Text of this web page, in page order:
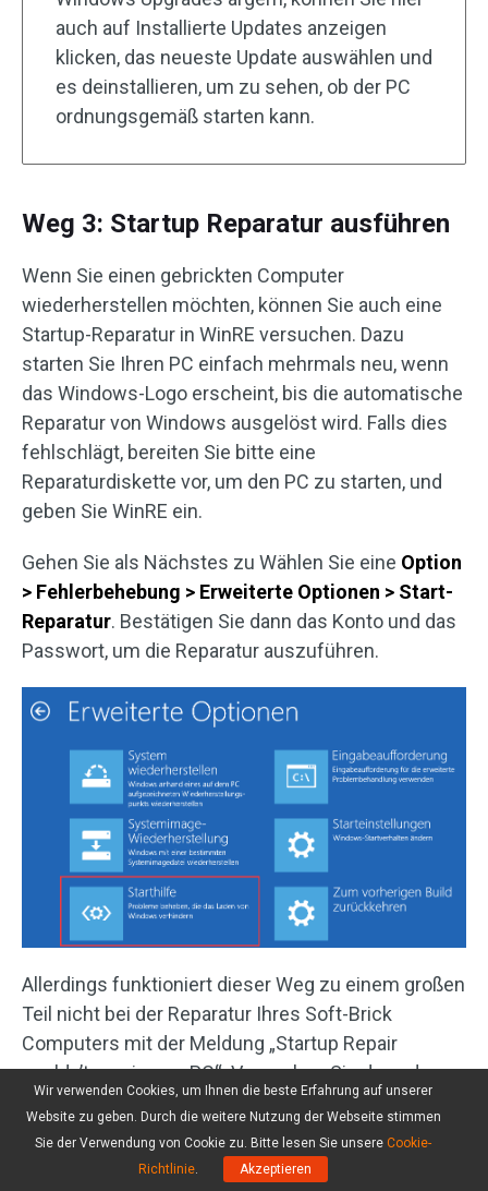
auch auf Installierte Updates anzeigen
klicken, das neueste Update auswählen und
es deinstallieren, um zu sehen, ob der PC
ordnungsgemäß starten kann.
Weg 3: Startup Reparatur ausführen
Wenn Sie einen gebrickten Computer
wiederherstellen möchten, können Sie auch eine
Startup-Reparatur in WinRE versuchen. Dazu
starten Sie Ihren PC einfach mehrmals neu, wenn
das Windows-Logo erscheint, bis die automatische
Reparatur von Windows ausgelöst wird. Falls dies
fehlschlägt, bereiten Sie bitte eine
Reparaturdiskette vor, um den PC zu starten, und
geben Sie WinRE ein.
Gehen Sie als Nächstes zu Wählen Sie eine Option
> Fehlerbehebung > Erweiterte Optionen > Start-
Reparatur. Bestätigen Sie dann das Konto und das
Passwort, um die Reparatur auszuführen.
Allerdings funktioniert dieser Weg zu einem großen
Teil nicht bei der Reparatur Ihres Soft-Brick
Computers mit der Meldung „Startup Repair
couldn’t repair your PC“. Versuchen Sie dann den
nächsten Weg.
Wir verwenden Cookies, um Ihnen die beste Erfahrung auf unserer
Website zu geben. Durch die weitere Nutzung der Webseite stimmen
Sie der Verwendung von Cookie zu. Bitte lesen Sie unsere Cookie-
Richtlinie. Akzeptieren